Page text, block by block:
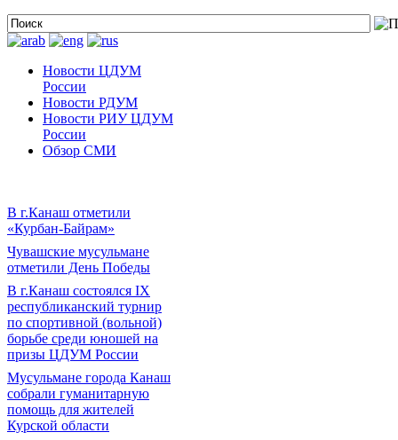
Новости ЦДУМ
России
Новости РДУМ
Новости РИУ ЦДУМ
России
Обзор СМИ
В г.Канаш отметили
«Курбан-Байрам»
Чувашские мусульмане
отметили День Победы
В г.Канаш состоялся IX
республиканский турнир
по спортивной (вольной)
борьбе среди юношей на
призы ЦДУМ России
Мусульмане города Канаш
собрали гуманитарную
помощь для жителей
Курской области